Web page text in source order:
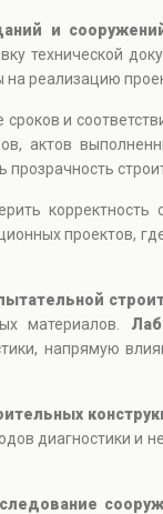
и
технической
на реализацию
и
актов
корректность
проектов,
материалов.
напрямую
диагностики и